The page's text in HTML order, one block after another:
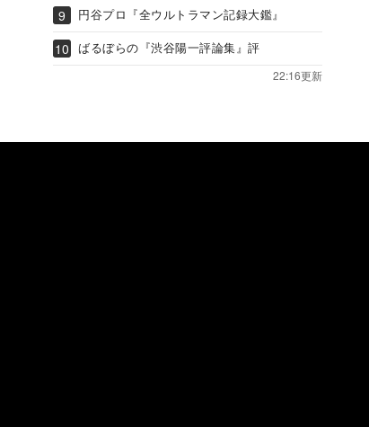
円谷プロ『全ウルトラマン記録大鑑』
ばるぼらの『渋谷陽一評論集』評
22:16更新